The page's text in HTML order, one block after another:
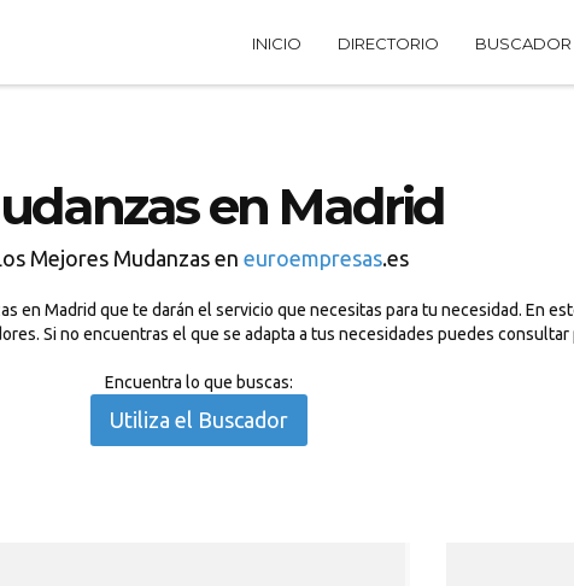
INICIO DIRECTORIO BUSCADOR
en Madrid
Mejores Mudanzas en euroempresas.es
en Madrid que te darán el servicio que necesitas para tu necesidad. En
Si no encuentras el que se adapta a tus necesidades puedes consultar
Encuentra lo que buscas:
Utiliza el Buscador